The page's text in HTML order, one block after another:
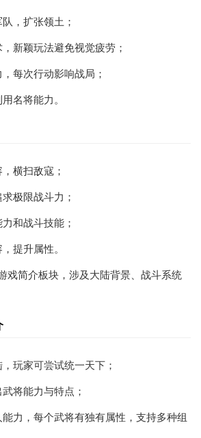
，扩张领土；
新颖玩法避免视觉疲劳；
每次行动影响战局；
名将能力。
横扫敌寇；
极限战斗力；
和战斗技能；
提升属性。
戏简介板块，涉及大陆背景、战斗系统
玩家可尝试统一天下；
将能力与特点；
力，每个武将有独有属性，支持多种组